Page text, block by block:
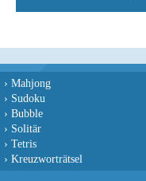
› Mahjong
› Sudoku
› Bubble
› Solitär
› Tetris
› Kreuzworträtsel